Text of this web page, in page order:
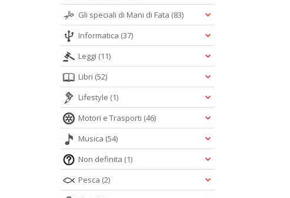
Gli speciali di Mani di Fata (83)
Informatica (37)
Leggi (11)
Libri (52)
Lifestyle (1)
Motori e Trasporti (46)
Musica (54)
Non definita (1)
Pesca (2)